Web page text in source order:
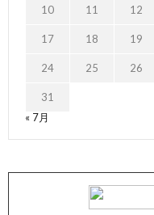
10 11 12
17 18 19
24 25 26
31
« 7月